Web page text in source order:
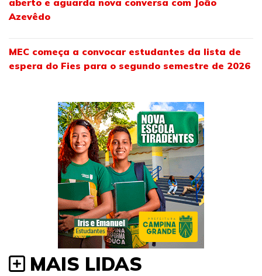
Azevêdo
MEC começa a convocar estudantes da lista de
espera do Fies para o segundo semestre de 2026
MAIS LIDAS